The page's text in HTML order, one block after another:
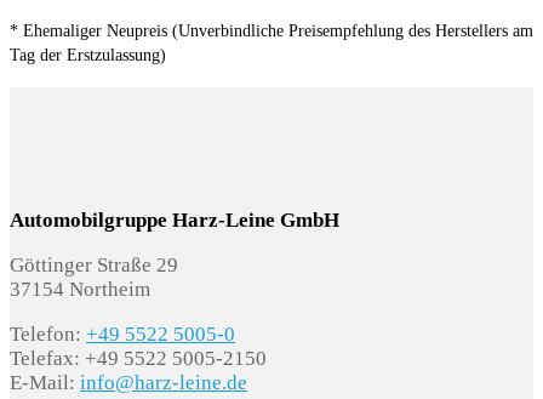
* Ehemaliger Neupreis (Unverbindliche Preisempfehlung des Herstellers am
Tag der Erstzulassung)
Automobilgruppe Harz-Leine GmbH
Göttinger Straße 29
37154 Northeim
Telefon: +49 5522 5005-0
Telefax: +49 5522 5005-2150
E-Mail: info@harz-leine.de